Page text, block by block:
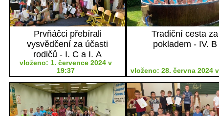
Prvňáčci přebírali
vysvědčení za účasti
rodičů - I. C a I. A
vloženo: 1. července 2024 v
19:37
Tradiční cesta za
pokladem - IV. B
vloženo: 28. června 2024